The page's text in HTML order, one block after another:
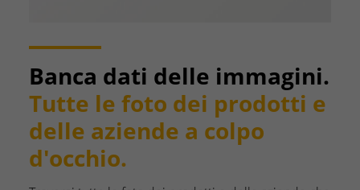
Banca dati delle immagini.
Tutte le foto dei prodotti e
delle aziende a colpo
d'occhio.